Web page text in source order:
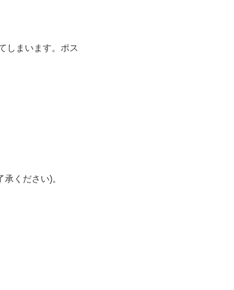
しまいます。ポス
ください)。